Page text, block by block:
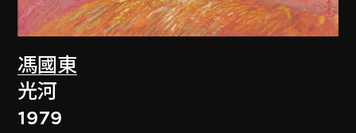
馮國東
光河
1979